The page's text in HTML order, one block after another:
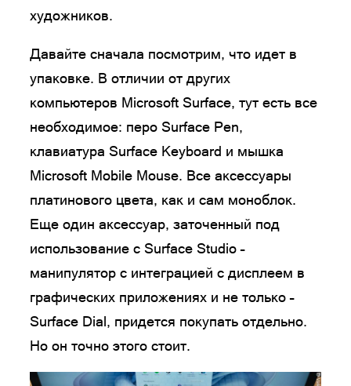
художников.
Давайте сначала посмотрим, что идет в
упаковке. В отличии от других
компьютеров Microsoft Surface, тут есть все
необходимое: перо Surface Pen,
клавиатура Surface Keyboard и мышка
Microsoft Mobile Mouse. Все аксессуары
платинового цвета, как и сам моноблок.
Еще один аксессуар, заточенный под
использование с Surface Studio –
манипулятор с интеграцией с дисплеем в
графических приложениях и не только –
Surface Dial, придется покупать отдельно.
Но он точно этого стоит.